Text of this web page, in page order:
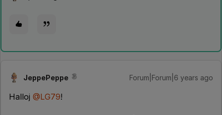
JeppePeppe Forum|Forum|6 years ago
Halloj @LG79!